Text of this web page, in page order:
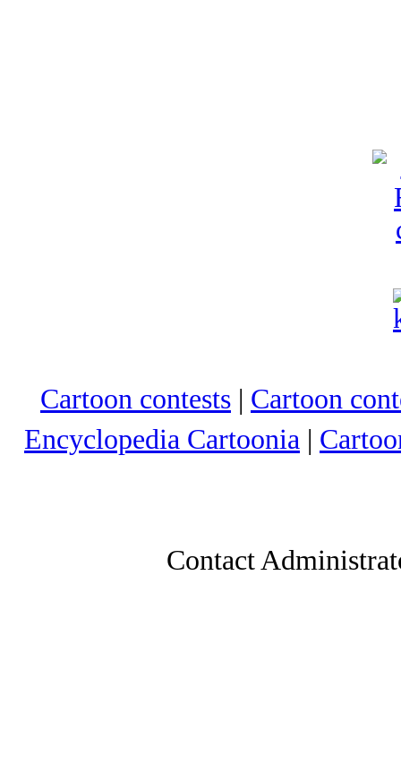
Cartoon contests | Cartoon
Encyclopedia Cartoonia |
Contact